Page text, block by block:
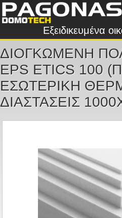
Εξειδικευμένα
ΔΙΟΓΚΩΜΕΝΗ
EPS ETICS 100
ΕΣΩΤΕΡΙΚΗ
ΔΙΑΣΤΑΣΕΙΣ